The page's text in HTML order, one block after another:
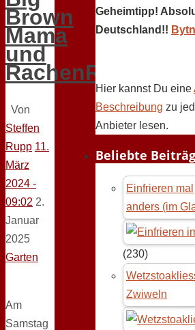
Brown
Mama
und
RachenReibe
Von
Steffen
Rupp 11.
März
2024 -
09:02 2.
Januar
2025
Garten
Am
Samstag
Geheimtipp!
Deutschland!!
Hier kannst Du eine
Beschreibung zu
Anbieter lesen.
Beliebte
Einfrieren mal
anders (im
(230)
Zwiweln